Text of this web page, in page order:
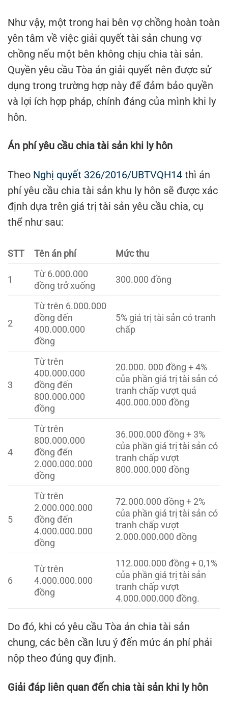
Như vậy, một trong hai bên vợ chồng hoàn toàn
yên tâm về việc giải quyết tài sản chung vợ
chồng nếu một bên không chịu chia tài sản.
Quyền yêu cầu Tòa án giải quyết nên được sử
dụng trong trường hợp này để đảm bảo quyền
và lợi ích hợp pháp, chính đáng của mình khi ly
hôn.
Án phí yêu cầu chia tài sản khi ly hôn
Theo Nghị quyết 326/2016/UBTVQH14 thì án
phí yêu cầu chia tài sản khu ly hôn sẽ được xác
định dựa trên giá trị tài sản yêu cầu chia, cụ
thể như sau:
STT Tên án phí Mức thu
1
Từ 6.000.000
đồng trở xuống
300.000 đồng
2
Từ trên 6.000.000
đồng đến
400.000.000
đồng
5% giá trị tài sản có tranh
chấp
3
Từ trên
400.000.000
đồng đến
800.000.000
đồng
20.000. 000 đồng + 4%
của phần giá trị tài sản có
tranh chấp vượt quá
400.000.000 đồng
4
Từ trên
800.000.000
đồng đến
2.000.000.000
đồng
36.000.000 đồng + 3%
của phần giá trị tài sản có
tranh chấp vượt
800.000.000 đồng
5
Từ trên
2.000.000.000
đồng đến
4.000.000.000
đồng
72.000.000 đồng + 2%
của phần giá trị tài sản có
tranh chấp vượt
2.000.000.000 đồng
6
Từ trên
4.000.000.000
đồng
112.000.000 đồng + 0,1%
của phần giá trị tài sản
tranh chấp vượt
4.000.000.000 đồng.
Do đó, khi có yêu cầu Tòa án chia tài sản
chung, các bên cần lưu ý đến mức án phí phải
nộp theo đúng quy định.
Giải đáp liên quan đến chia tài sản khi ly hôn